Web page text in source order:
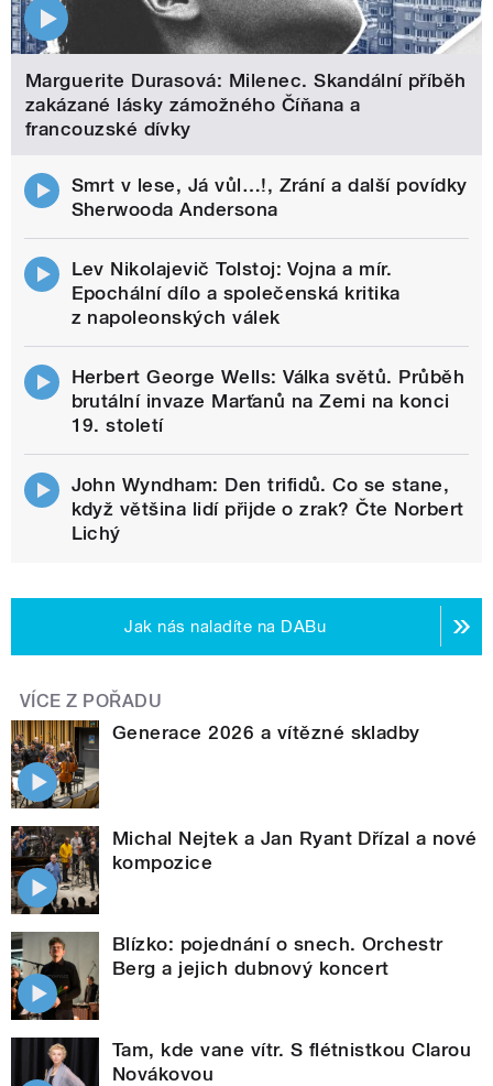
Marguerite Durasová: Milenec. Skandální příběh
zakázané lásky zámožného Číňana a
francouzské dívky
Smrt v lese, Já vůl…!, Zrání a další povídky
Sherwooda Andersona
Lev Nikolajevič Tolstoj: Vojna a mír.
Epochální dílo a společenská kritika
z napoleonských válek
Herbert George Wells: Válka světů. Průběh
brutální invaze Marťanů na Zemi na konci
19. století
John Wyndham: Den trifidů. Co se stane,
když většina lidí přijde o zrak? Čte Norbert
Lichý
Jak nás naladíte na DABu
VÍCE Z POŘADU
Generace 2026 a vítězné skladby
Michal Nejtek a Jan Ryant Dřízal a nové
kompozice
Blízko: pojednání o snech. Orchestr
Berg a jejich dubnový koncert
Tam, kde vane vítr. S flétnistkou Clarou
Novákovou